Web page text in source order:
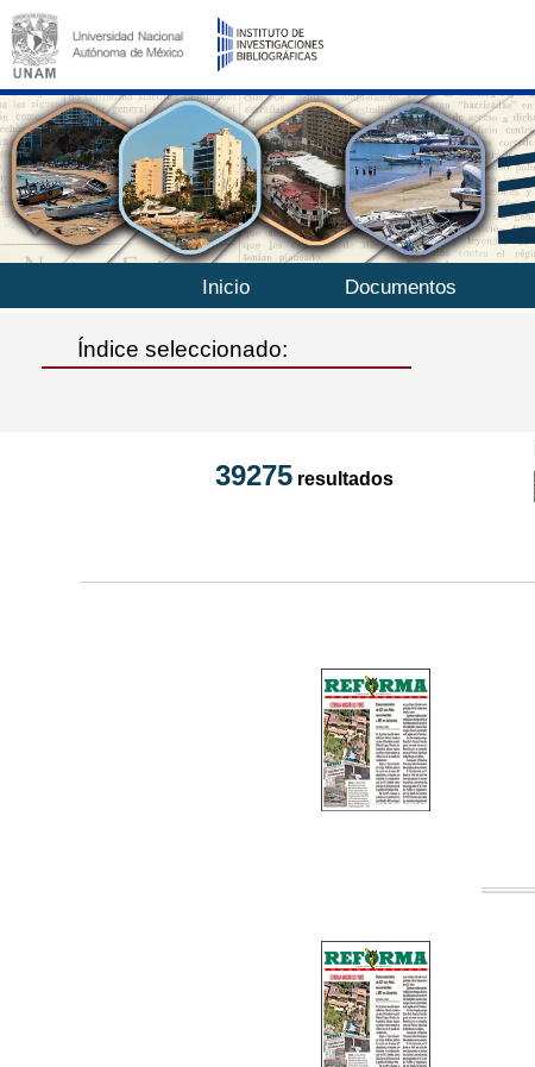
Inicio Documentos
Índice seleccionado:
39275resultados